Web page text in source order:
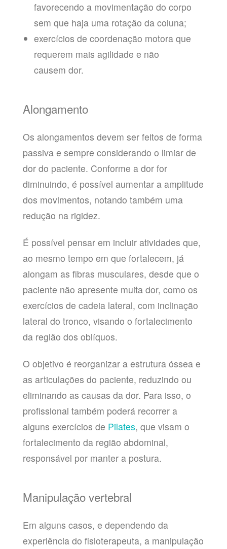
favorecendo a movimentação do corpo
sem que haja uma rotação da coluna;
exercícios de coordenação motora que
requerem mais agilidade e não
causem dor.
Alongamento
Os alongamentos devem ser feitos de forma
passiva e sempre considerando o limiar de
dor do paciente. Conforme a dor for
diminuindo, é possível aumentar a amplitude
dos movimentos, notando também uma
redução na rigidez.
É possível pensar em incluir atividades que,
ao mesmo tempo em que fortalecem, já
alongam as fibras musculares, desde que o
paciente não apresente muita dor, como os
exercícios de cadeia lateral, com inclinação
lateral do tronco, visando o fortalecimento
da região dos oblíquos.
O objetivo é reorganizar a estrutura óssea e
as articulações do paciente, reduzindo ou
eliminando as causas da dor. Para isso, o
profissional também poderá recorrer a
alguns exercícios de Pilates, que visam o
fortalecimento da região abdominal,
responsável por manter a postura.
Manipulação vertebral
Em alguns casos, e dependendo da
experiência do fisioterapeuta, a manipulação